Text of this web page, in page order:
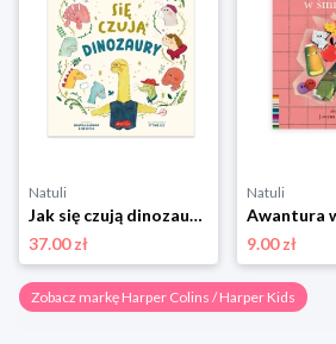
Natuli
Jak się czują dinozaury. Opowieści 5 minut przed snem Harper colins / harper kids
37.00 zł
Natuli
9.00 zł
Zobacz markę Harper Colins / Harper Kids